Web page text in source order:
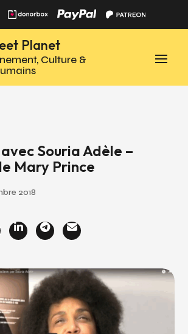
Planet
Culture &
Souria Adèle –
Mary Prince
2018
des cookies